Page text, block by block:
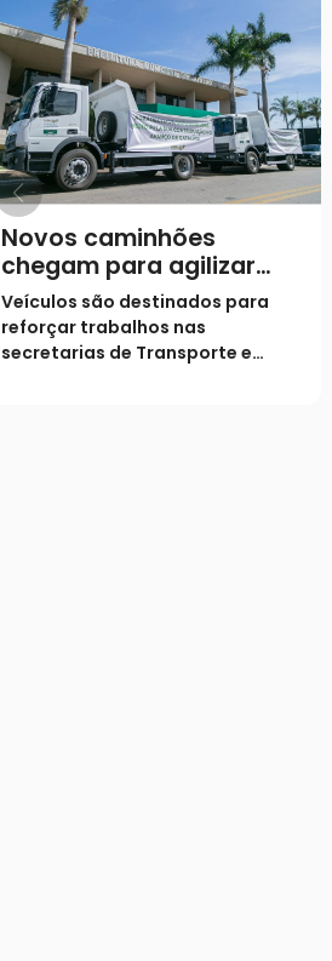
Novos caminhões
chegam para agilizar
obras e manutenção na
cidade
Veículos são destinados para
reforçar trabalhos nas
secretarias de Transporte e